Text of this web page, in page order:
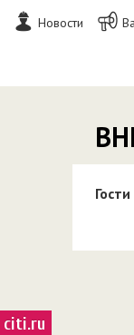
Новости
Гости
citi.ru